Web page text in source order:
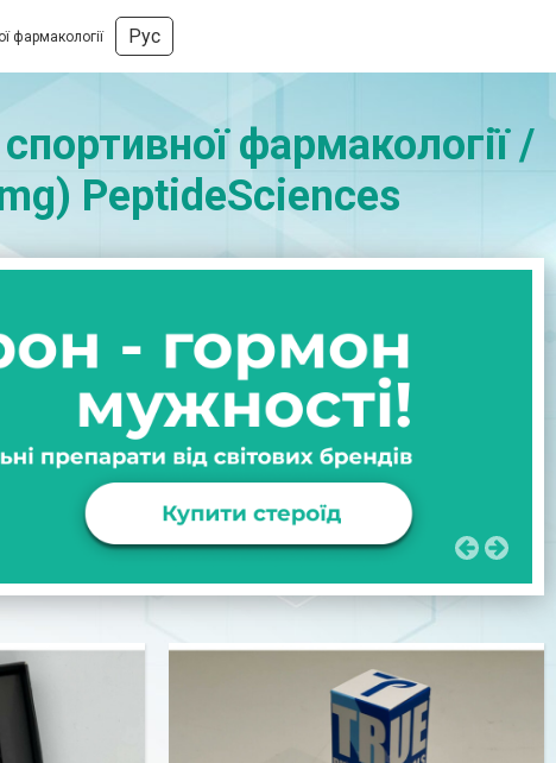
фармакології Рус
фармакології /
PeptideSciences